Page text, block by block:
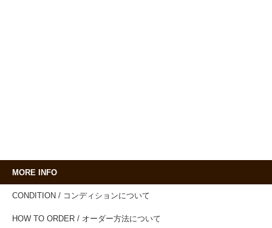
MORE INFO
CONDITION / コンディションについて
HOW TO ORDER / オーダー方法について